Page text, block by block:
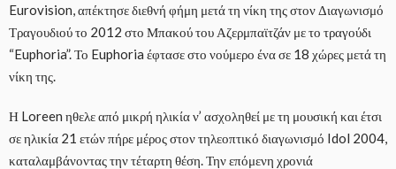
Eurovision, απέκτησε διεθνή φήμη μετά τη νίκη της στον Διαγωνισμό
Τραγουδιού το 2012 στο Μπακού του Αζερμπαϊτζάν με το τραγούδι
“Euphoria”. Το Euphoria έφτασε στο νούμερο ένα σε 18 χώρες μετά τη
νίκη της.
Η Loreen ηθελε από μικρή ηλικία ν’ ασχοληθεί με τη μουσική και έτσι
σε ηλικία 21 ετών πήρε μέρος στον τηλεοπτικό διαγωνισμό Idol 2004,
καταλαμβάνοντας την τέταρτη θέση. Την επόμενη χρονιά